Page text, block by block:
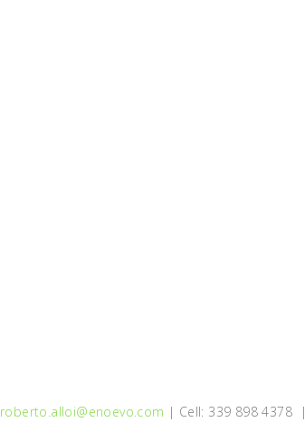
roberto.alloi@enoevo.com | Cell: 339 898 4378 |